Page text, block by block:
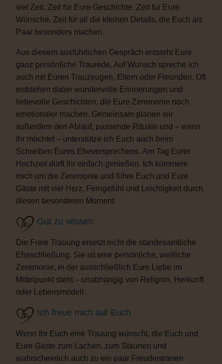
viel Zeit. Zeit für Eure Geschichte. Zeit für Eure
Wünsche. Zeit für all die kleinen Details, die Euch als
Paar besonders machen.
Aus diesem ausführlichen Gespräch entsteht Eure
ganz persönliche Traurede. Auf Wunsch spreche ich
auch mit Euren Trauzeugen, Eltern oder Freunden. Oft
entstehen dabei wundervolle Erinnerungen und
liebevolle Geschichten, die Eure Zeremonie noch
emotionaler machen. Gemeinsam planen wir
außerdem den Ablauf, passende Rituale und – wenn
Ihr möchtet – unterstütze ich Euch auch beim
Schreiben Eures Eheversprechens. Am Tag Eurer
Hochzeit dürft Ihr einfach genießen. Ich kümmere
mich um die Zeremonie und führe Euch und Eure
Gäste mit viel Herz, Feingefühl und Leichtigkeit durch
diesen besonderen Moment.
Gut zu wissen
Die Freie Trauung ersetzt nicht die standesamtliche
Eheschließung. Sie ist eine persönliche, weltliche
Zeremonie, in der ausschließlich Eure Liebe im
Mittelpunkt steht – unabhängig von Religion, Herkunft
oder Lebensmodell.
Ich freue mich auf Euch
Wenn Ihr Euch eine Trauung wünscht, die Euch und
Eure Gäste zum Lachen, zum Staunen und
wahrscheinlich auch zu ein paar Freudentränen